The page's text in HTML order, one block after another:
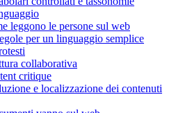
leggono le persone sul web
per un linguaggio semplice
collaborativa
critique
e localizzazione dei contenuti